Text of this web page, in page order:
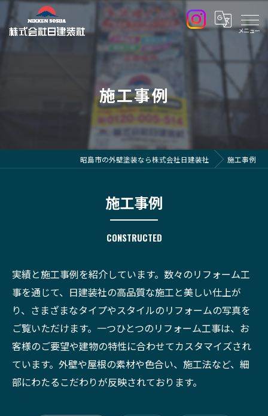
施工事例
昭島市の外壁塗装なら株式会社日建装社 施工事例
施工事例
CONSTRUCTED
実績と施工事例を紹介しています。数々のリフォーム工
事を通じて、日建装社の高品質な施工と美しい仕上が
り、さまざまなタイプやスタイルのリフォームの写真を
ご覧いただけます。一つひとつのリフォーム工事は、お
客様のご要望や建物の特性に合わせてカスタマイズされ
ています。外壁や屋根の素材や色合い、施工法など、細
部にわたるこだわりが反映されております。